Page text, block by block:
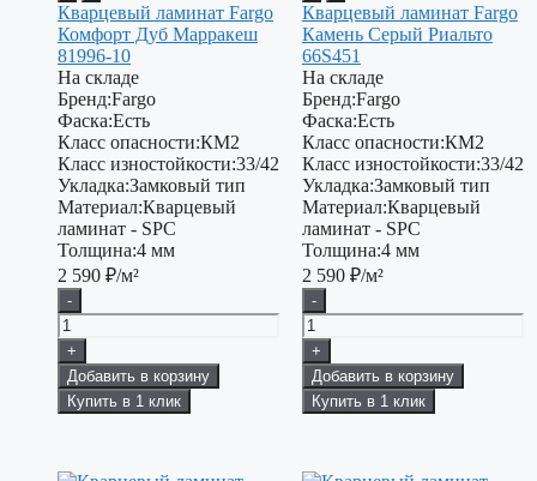
Кварцевый ламинат Fargo
Комфорт Дуб Марракеш
81996-10
На складе
Бренд:Fargo
Фаска:Есть
Класс опасности:КМ2
Класс изностойкости:33/42
Укладка:Замковый тип
Материал:Кварцевый
ламинат - SPC
Толщина:4 мм
2 590 ₽/м²
-
+
Добавить в корзину
Купить в 1 клик
Кварцевый ламинат Fargo
Камень Серый Риальто
66S451
На складе
Бренд:Fargo
Фаска:Есть
Класс опасности:КМ2
Класс изностойкости:33/42
Укладка:Замковый тип
Материал:Кварцевый
ламинат - SPC
Толщина:4 мм
2 590 ₽/м²
-
+
Добавить в корзину
Купить в 1 клик